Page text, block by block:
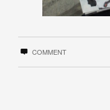
COMMENT